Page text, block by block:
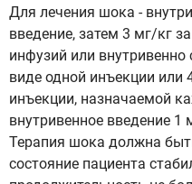
Для лечения шока -
введение, затем 3 мг/кг
инфузий или внутривенно
виде одной инъекции или
инъекции, назначаемой
внутривенное введение 1
Терапия шока должна
состояние пациента